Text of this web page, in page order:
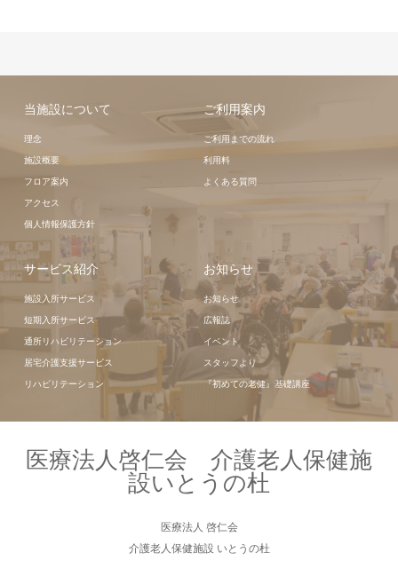
当施設について
理念
施設概要
フロア案内
アクセス
個人情報保護方針
ご利用案内
ご利用までの流れ
利用料
よくある質問
サービス紹介
施設入所サービス
短期入所サービス
通所リハビリテーション
居宅介護支援サービス
リハビリテーション
お知らせ
お知らせ
広報誌
イベント
スタッフより
『初めての老健』基礎講座
医療法人啓仁会 介護老人保健施
設いとうの杜
医療法人 啓仁会
介護老人保健施設 いとうの杜